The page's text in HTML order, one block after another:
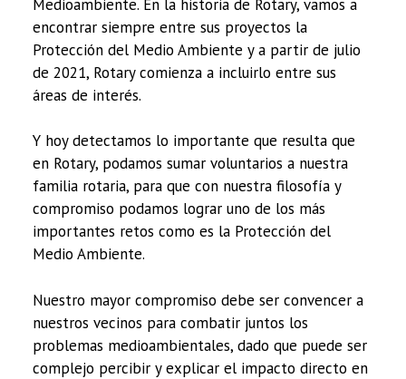
Medioambiente. En la historia de Rotary, vamos a
encontrar siempre entre sus proyectos la
Protección del Medio Ambiente y a partir de julio
de 2021, Rotary comienza a incluirlo entre sus
áreas de interés.
Y hoy detectamos lo importante que resulta que
en Rotary, podamos sumar voluntarios a nuestra
familia rotaria, para que con nuestra filosofía y
compromiso podamos lograr uno de los más
importantes retos como es la Protección del
Medio Ambiente.
Nuestro mayor compromiso debe ser convencer a
nuestros vecinos para combatir juntos los
problemas medioambientales, dado que puede ser
complejo percibir y explicar el impacto directo en